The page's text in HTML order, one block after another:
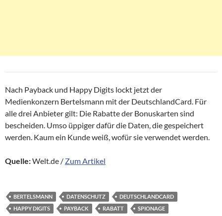
Nach Payback und Happy Digits lockt jetzt der
Medienkonzern Bertelsmann mit der DeutschlandCard. Für
alle drei Anbieter gilt: Die Rabatte der Bonuskarten sind
bescheiden. Umso üppiger dafür die Daten, die gespeichert
werden. Kaum ein Kunde weiß, wofür sie verwendet werden.
Quelle:Welt.de / Zum Artikel
BERTELSMANN DATENSCHUTZ
DEUTSCHLANDCARD
HAPPY DIGITS
PAYBACK RABATT SPIONAGE